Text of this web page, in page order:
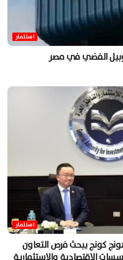
استثمار
الفضي في مصر
استثمار
كونج يبحث فرص التعاون